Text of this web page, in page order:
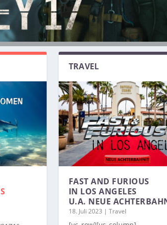
TRAVEL
FAST AND FURIOUS
IN LOS ANGELES
U.A. NEUE
18. Juli 2023 | Travel